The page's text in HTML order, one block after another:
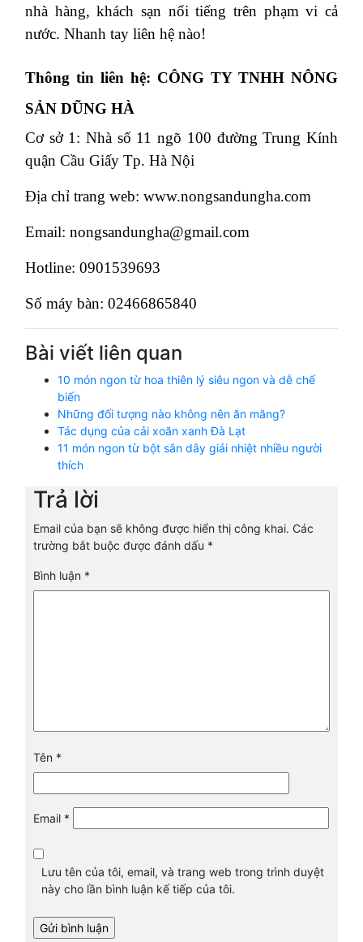
nhà hàng, khách sạn nổi tiếng trên phạm vi cả
nước. Nhanh tay liên hệ nào!
Thông tin liên hệ: CÔNG TY TNHH NÔNG
SẢN DŨNG HÀ
Cơ sở 1: Nhà số 11 ngõ 100 đường Trung Kính
quận Cầu Giấy Tp. Hà Nội
Địa chỉ trang web: www.nongsandungha.com
Email: nongsandungha@gmail.com
Hotline: 0901539693
Số máy bàn: 02466865840
Bài viết liên quan
10 món ngon từ hoa thiên lý siêu ngon và dễ chế
biến
Những đối tượng nào không nên ăn măng?
Tác dụng của cải xoăn xanh Đà Lạt
11 món ngon từ bột sắn dây giải nhiệt nhiều người
thích
Trả lời
Email của bạn sẽ không được hiển thị công khai. Các
trường bắt buộc được đánh dấu *
Bình luận *
Tên *
Email *
Lưu tên của tôi, email, và trang web trong trình duyệt
này cho lần bình luận kế tiếp của tôi.